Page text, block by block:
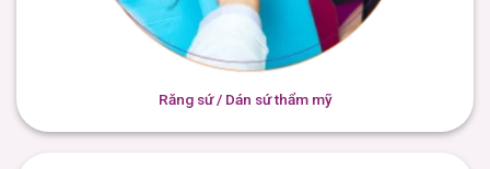
Răng sứ / Dán sứ thẩm mỹ